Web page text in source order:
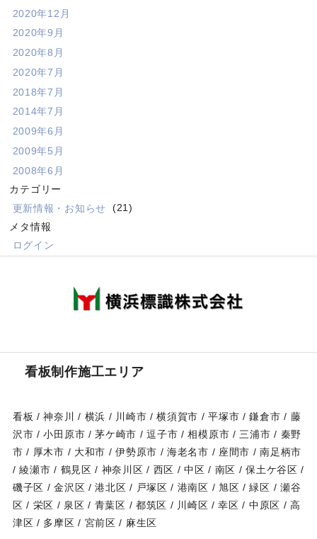
2020年12月
2020年9月
2020年8月
2020年7月
2018年7月
2014年7月
2009年6月
2009年5月
2008年6月
カテゴリー
更新情報・お知らせ
(21)
メタ情報
ログイン
看板制作施工エリア
看板 / 神奈川 / 横浜 / 川崎市 / 横須賀市 / 平塚市 / 鎌倉市 / 藤
沢市 / 小田原市 / 茅ケ崎市 / 逗子市 / 相模原市 / 三浦市 / 秦野
市 / 厚木市 / 大和市 / 伊勢原市 / 海老名市 / 座間市 / 南足柄市
/ 綾瀬市 / 鶴見区 / 神奈川区 / 西区 / 中区 / 南区 / 保土ケ谷区 /
磯子区 / 金沢区 / 港北区 / 戸塚区 / 港南区 / 旭区 / 緑区 / 瀬谷
区 / 栄区 / 泉区 / 青葉区 / 都筑区 / 川崎区 / 幸区 / 中原区 / 高
津区 / 多摩区 / 宮前区 / 麻生区